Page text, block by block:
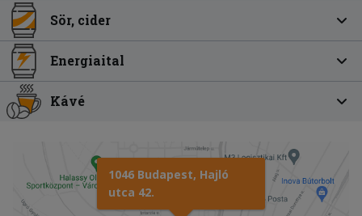
Sör, cider
Energiaital
Kávé
1046 Budapest, Hajló
utca 42.